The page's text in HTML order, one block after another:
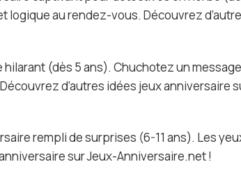
logique au rendez-vous. Découvrez
(dès 5 ans). Chuchotez un
d’autres idées jeux anniversaire
rempli de surprises (6-11 ans). Les
sur Jeux-Anniversaire.net !